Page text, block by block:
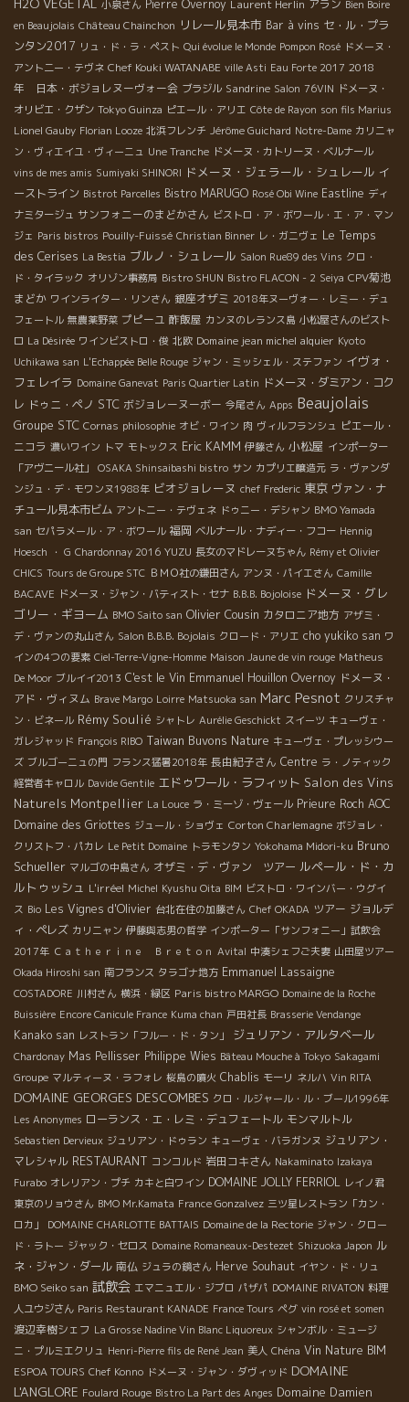
H2O VEGETAL 小泉さん Pierre Overnoy Laurent Herlin アラン Bien Boire
en Beaujolais Château Chainchon リレール見本市 Bar à vins セ・ル・プラ
ンタン2017 リュ・ド・ラ・ペスト Qui évolue le Monde Pompon Rosé ドメーヌ・
アント二ー・テヴネ Chef Kouki WATANABE ville Asti Eau Forte 2017 2018
年 日本・ボジョレヌーヴォー会 ブラジル Sandrine Salon 76VIN ドメーヌ・
オリビエ・クザン Tokyo Guinza ピエール・アリエ Côte de Rayon son fils Marius
Lionel Gauby Florian Looze 北浜フレンチ Jérôme Guichard Notre-Dame カリニャ
ン・ヴィエイユ・ヴィーニュ Une Tranche ドメーヌ・カトリーヌ・ベルナール
vins de mes amis Sumiyaki SHINORI ドメーヌ・ジェラール・シュレール イ
ーストライン Bistrot Parcelles Bistro MARUGO Rosé Obi Wine Eastline ディ
ナミタージュ サンフォニーのまどかさん ビストロ・ア・ボワール・エ・ア・マン
ジェ Paris bistros Pouilly-Fuissé Christian Binner レ・ガニヴェ Le Temps
des Cerises La Bestia ブルノ・シュレール Salon Rue89 des Vins クロ・
ド・タイラック オリゾン事務局 Bistro SHUN Bistro FLACON - 2 Seiya CPV菊池
まどか ワインライター・リンさん 銀座オザミ 2018年ヌーヴォー・レミー・デュ
フェートル 無農薬野菜 プピーユ 酢飯屋 カンヌのレランス島 小松屋さんのビスト
ロ La Désirée ワインビストロ・俊 北欧 Domaine jean michel alquier Kyoto
Uchikawa san L'Echappée Belle Rouge ジャン・ミッシェル・ステファン イヴォ・
フェレイラ Domaine Ganevat Paris Quartier Latin ドメーヌ・ダミアン・コク
レ ドゥニ・ペノ STC ボジョレーヌーボー 今尾さん Apps Beaujolais
Groupe STC Cornas philosophie オビ・ワイン 肉 ヴィルフランシュ ピエール・
ニコラ 濃いワイン トマ モトックス Eric KAMM 伊藤さん 小松屋 インポーター
「アヴニール社」
OSAKA Shinsaibashi bistro サン カプリエ醸造元 ラ・ヴァンダ
ンジュ・デ・モワンヌ1988年 ビオジョレーヌ chef Frederic 東京 ヴァン・ナ
チュール見本市ビム アントニー・テヴェネ ドゥニー・デシャン BMO Yamada
san セパラメール・ア・ボワール 福岡 ベルナール・ナディー・フコー Hennig
Hoesch
・ G Chardonnay 2016 YUZU 長女のマドレーヌちゃん Rémy et Olivier
CHICS Tours de Groupe STC ＢＭＯ社の鎌田さん アンヌ・パイエさん Camille
BACAVE ドメーヌ・ジャン・バティスト・セナ B.B.B. Bojoloise ドメーヌ・グレ
ゴリー・ギヨーム BMO Saito san Olivier Cousin カタロニア地方 アザミ・
デ・ヴァンの丸山さん Salon B.B.B. Bojolais クロード・アリエ cho yukiko san ワ
インの4つの要素 Ciel-Terre-Vigne-Homme Maison Jaune de vin rouge Matheus
De Moor ブルイイ2013 C'est le Vin Emmanuel Houillon Overnoy ドメーヌ・
アド・ヴィヌム Brave Margo Loirre Matsuoka san Marc Pesnot クリスチャ
ン・ビネール Rémy Soulié シャトレ Aurélie Geschickt スイーツ キューヴェ・
ガレジャッド François RIBO Taiwan Buvons Nature キューヴェ・プレッシウー
ズ ブルゴーニュの門 フランス猛暑2018年 長由紀子さん Centre ラ・ノティック
経営者キャロル Davide Gentile エドゥワール・ラフィット Salon des Vins
Naturels Montpellier La Louce ラ・ミーゾ・ヴェール Prieure Roch AOC
Domaine des Griottes ジュール・ショヴェ Corton Charlemagne ボジョレ・
クリストフ・パカレ Le Petit Domaine トラモンタン Yokohama Midori-ku Bruno
Schueller マルゴの中島さん オザミ・デ・ヴァン ツアー ルペール・ド・カ
ルトゥッシュ L'irréel Michel Kyushu Oita BIM ビストロ・ワインバー・ウグイ
ス Bio Les Vignes d'Olivier 台北在住の加藤さん Chef OKADA ツアー ジョルデ
ィ・ペレズ カリニャン 伊藤與志男の哲学 インポーター「サンフォニー」試飲会
2017年 Ｃａｔｈｅｒｉｎｅ Ｂｒｅｔｏｎ Avital 中湊シェフご夫妻 山田屋ツアー
Okada Hiroshi san 南フランス タラゴナ地方 Emmanuel Lassaigne
COSTADORE 川村さん 横浜・緑区 Paris bistro MARGO Domaine de la Roche
Buissière Encore Canicule France Kuma chan 戸田社長 Brasserie Vendange
Kanako san レストラン「フルー・ド・タン」 ジュリアン・アルタベール
Chardonay Mas Pellisser Philippe Wies Bâteau Mouche à Tokyo Sakagami
Groupe マルティーヌ・ラフォレ 桜島の噴火 Chablis モーリ ネルハ Vin RITA
DOMAINE GEORGES DESCOMBES クロ・ルジャール・ル・ブール1996年
Les Anonymes ローランス・エ・レミ・デュフェートル モンマルトル
Sebastien Dervieux ジュリアン・ドゥラン キューヴェ・バラガンヌ ジュリアン・
マレシャル RESTAURANT コンコルド 岩田コキさん Nakaminato Izakaya
Furabo オレリアン・プチ カキと白ワイン DOMAINE JOLLY FERRIOL レイノ君
東京のリョウさん BMO Mr.Kamata France Gonzalvez 三ツ星レストラン「カン・
ロカ」
DOMAINE CHARLOTTE BATTAIS Domaine de la Rectorie ジャン・クロー
ド・ラトー ジャック・セロス Domaine Romaneaux-Destezet Shizuoka Japon ル
ネ・ジャン・ダール 南仏 ジュラの鏡さん Herve Souhaut イヤン・ド・リュ
BMO Seiko san 試飲会 エマニュエル・ジブロ パザパ DOMAINE RIVATON 料理
人ユウジさん Paris Restaurant KANADE France Tours ペグ vin rosé et somen
渡辺幸樹シェフ La Grosse Nadine Vin Blanc Liquoreux シャンボル・ミュージ
ニ・プルミエクリュ Henri-Pierre fils de René Jean 美人 Chéna Vin Nature BIM
ESPOA TOURS Chef Konno ドメーヌ・ジャン・ダヴィッド DOMAINE
L'ANGLORE Foulard Rouge Bistro La Part des Anges Domaine Damien